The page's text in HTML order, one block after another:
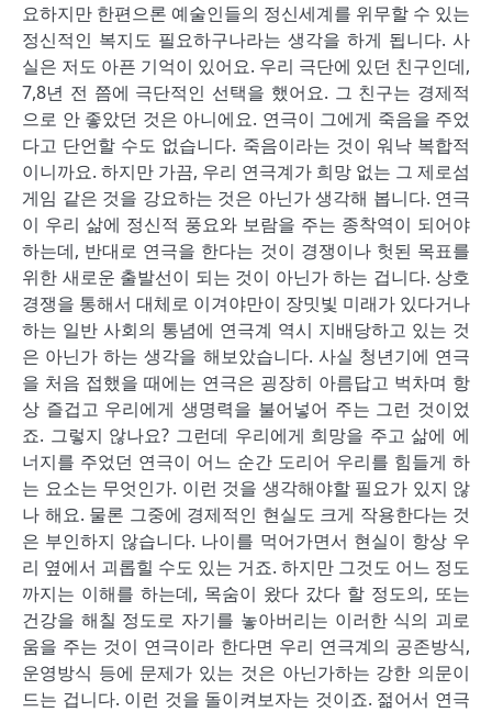
요하지만 한편으론 예술인들의 정신세계를 위무할 수 있는
정신적인 복지도 필요하구나라는 생각을 하게 됩니다. 사
실은 저도 아픈 기억이 있어요. 우리 극단에 있던 친구인데,
7,8년 전 쯤에 극단적인 선택을 했어요. 그 친구는 경제적
으로 안 좋았던 것은 아니에요. 연극이 그에게 죽음을 주었
다고 단언할 수도 없습니다. 죽음이라는 것이 워낙 복합적
이니까요. 하지만 가끔, 우리 연극계가 희망 없는 그 제로섬
게임 같은 것을 강요하는 것은 아닌가 생각해 봅니다. 연극
이 우리 삶에 정신적 풍요와 보람을 주는 종착역이 되어야
하는데, 반대로 연극을 한다는 것이 경쟁이나 헛된 목표를
위한 새로운 출발선이 되는 것이 아닌가 하는 겁니다. 상호
경쟁을 통해서 대체로 이겨야만이 장밋빛 미래가 있다거나
하는 일반 사회의 통념에 연극계 역시 지배당하고 있는 것
은 아닌가 하는 생각을 해보았습니다. 사실 청년기에 연극
을 처음 접했을 때에는 연극은 굉장히 아름답고 벅차며 항
상 즐겁고 우리에게 생명력을 불어넣어 주는 그런 것이었
죠. 그렇지 않나요? 그런데 우리에게 희망을 주고 삶에 에
너지를 주었던 연극이 어느 순간 도리어 우리를 힘들게 하
는 요소는 무엇인가. 이런 것을 생각해야할 필요가 있지 않
나 해요. 물론 그중에 경제적인 현실도 크게 작용한다는 것
은 부인하지 않습니다. 나이를 먹어가면서 현실이 항상 우
리 옆에서 괴롭힐 수도 있는 거죠. 하지만 그것도 어느 정도
까지는 이해를 하는데, 목숨이 왔다 갔다 할 정도의, 또는
건강을 해칠 정도로 자기를 놓아버리는 이러한 식의 괴로
움을 주는 것이 연극이라 한다면 우리 연극계의 공존방식,
운영방식 등에 문제가 있는 것은 아닌가하는 강한 의문이
드는 겁니다. 이런 것을 돌이켜보자는 것이죠. 젊어서 연극